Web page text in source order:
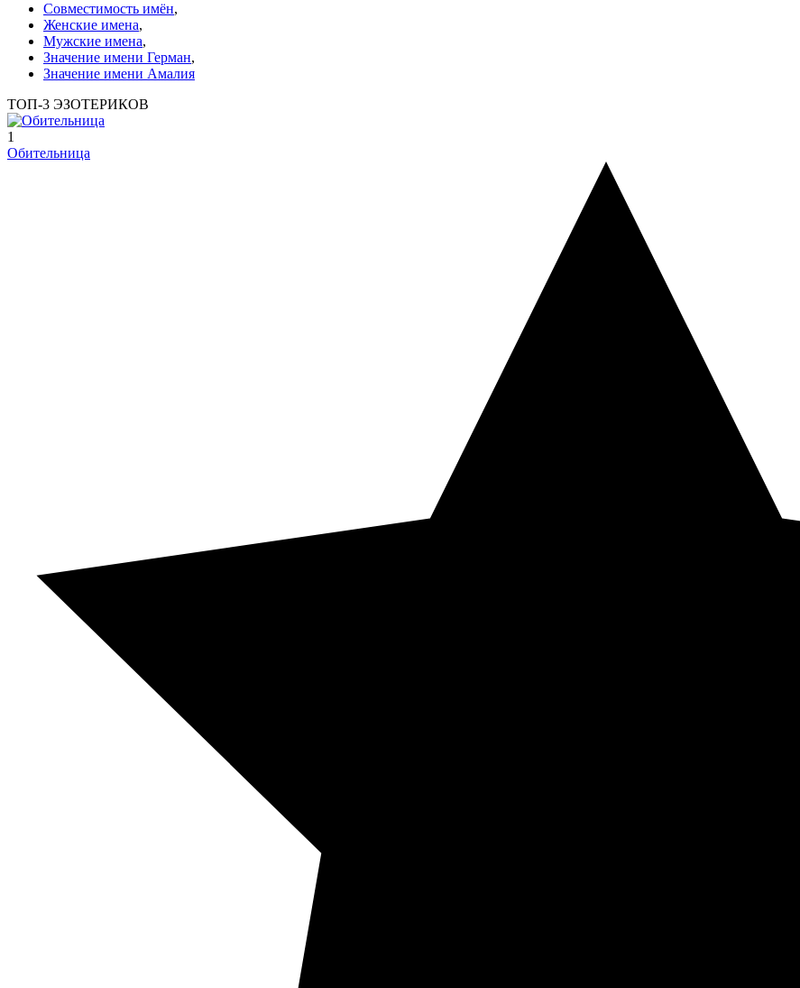
Совместимость имён,
Женские имена,
Мужские имена,
Значение имени Герман,
Значение имени Амалия
ТОП-3 ЭЗОТЕРИКОВ
1
Обительница